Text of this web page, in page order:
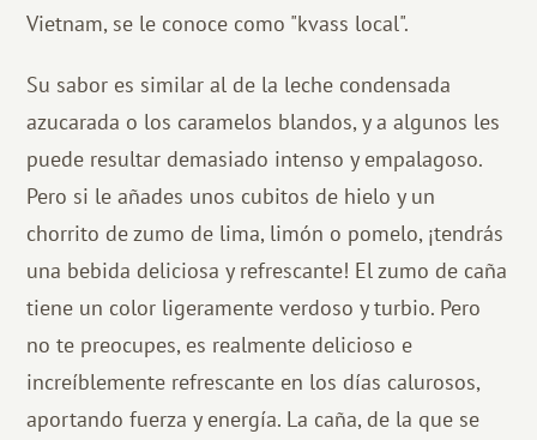
Vietnam, se le conoce como "kvass local".
Su sabor es similar al de la leche condensada
azucarada o los caramelos blandos, y a algunos les
puede resultar demasiado intenso y empalagoso.
Pero si le añades unos cubitos de hielo y un
chorrito de zumo de lima, limón o pomelo, ¡tendrás
una bebida deliciosa y refrescante! El zumo de caña
tiene un color ligeramente verdoso y turbio. Pero
no te preocupes, es realmente delicioso e
increíblemente refrescante en los días calurosos,
aportando fuerza y ​​energía. La caña, de la que se